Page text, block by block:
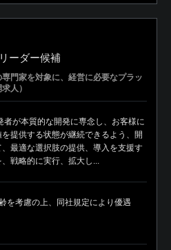
ーダー候補
門家を対象に、経営に必要なプラッ
人）
者が本質的な開発に専念し、お客様に
提供する状態が継続できるよう、開
最適な選択肢の提供、導入を支援す
戦略的に実行、拡大し...
を考慮の上、同社規定により優遇